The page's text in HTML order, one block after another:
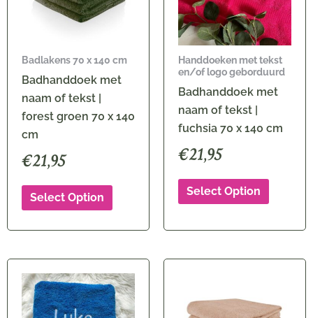
Badlakens 70 x 140 cm
Badhanddoek met
naam of tekst |
forest groen 70 x 140
cm
€21,95
Select Option
Handdoeken met tekst
en/of logo geborduurd
Badhanddoek met
naam of tekst |
fuchsia 70 x 140 cm
€21,95
Select Option